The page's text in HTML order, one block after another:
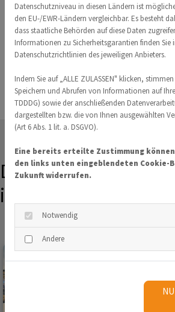
ZURÜCK
Das könnte Sie auch
interessieren
Datenschutzniveau in diesen Ländern ist
den EU-/EWR-Ländern vergleichbar. Es besteht
dass staatliche Behörden auf diese Daten
Informationen zu Sicherheitsgarantien finden Sie
Datenschutzrichtlinien des jeweiligen Anbieters.
Indem Sie auf „ALLE ZULASSEN" klicken,
Speichern und Abrufen von Informationen auf
TDDDG) sowie der anschließenden
dargestellten bzw. die von Ihnen ausgewählten
(Art 6 Abs. 1 lit. a. DSGVO).
Eine bereits erteilte Zustimmung
den links unten eingeblendeten Cookie-
Zukunft widerrufen.
Notwendig
Andere